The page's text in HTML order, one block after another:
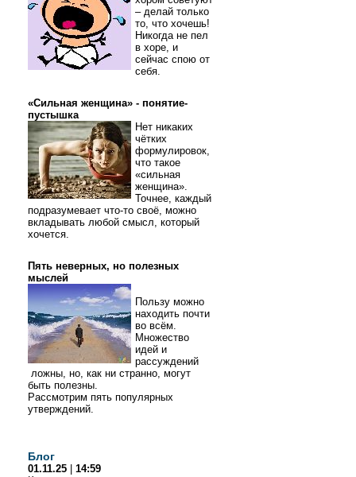
– делай только
то, что хочешь!
Никогда не пел
в хоре, и
сейчас спою от
себя.
«Сильная женщина» - понятие-
пустышка
Нет никаких
чётких
формулировок,
что такое
«сильная
женщина».
Точнее, каждый
подразумевает что-то своё, можно
вкладывать любой смысл, который
хочется.
Пять неверных, но полезных
мыслей
Пользу можно
находить почти
во всём.
Множество
идей и
рассуждений
ложны, но, как ни странно, могут
быть полезны.
Рассмотрим пять популярных
утверждений.
Блог
01.11.25
14:59